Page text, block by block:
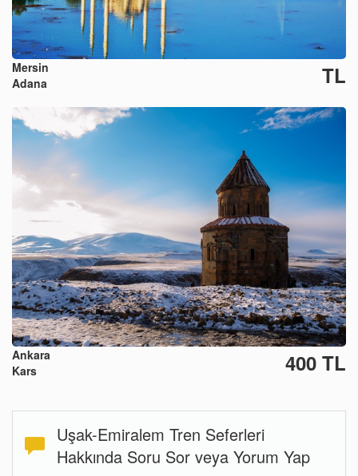
Mersin
Adana
TL
Ankara
Kars
400 TL
Uşak-Emiralem Tren Seferleri
Hakkında Soru Sor veya Yorum Yap